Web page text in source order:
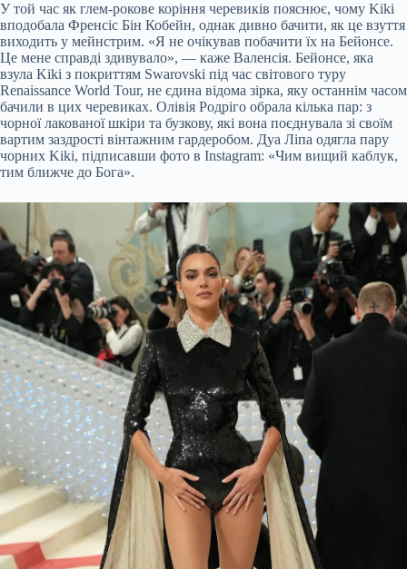
У той час як глем-рокове коріння черевиків пояснює, чому Kiki
вподобала Френсіс Бін Кобейн, однак дивно бачити, як це взуття
виходить у мейнстрим. «Я не очікував побачити їх на Бейонсе.
Це мене справді здивувало», — каже Валенсія. Бейонсе, яка
взула Kiki з покриттям Swarovski під час світового туру
Renaissance World Tour, не єдина відома зірка, яку останнім часом
бачили в цих черевиках. Олівія Родріго обрала кілька пар: з
чорної лакованої шкіри та бузкову, які вона поєднувала зі своїм
вартим заздрості вінтажним гардеробом. Дуа Ліпа одягла пару
чорних Kiki, підписавши фото в Instagram: «Чим вищий каблук,
тим ближче до Бога».